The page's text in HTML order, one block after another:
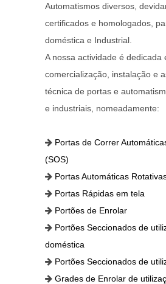
Automatismos diversos,
certificados e homologados,
doméstica e Industrial.
A nossa actividade é dedicada
comercialização, instalação e
técnica de portas e
e industriais, nomeadamente:
Portas de Correr
(SOS)
Portas Automáticas
Portas Rápidas em tela
Portões de Enrolar
Portões Seccionados de
doméstica
Portões Seccionados de
Grades de Enrolar de